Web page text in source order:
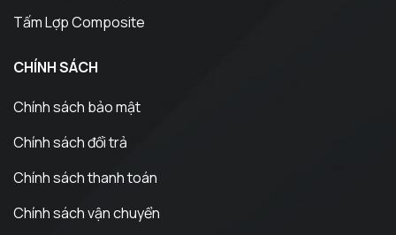
Tấm Lợp Composite
CHÍNH SÁCH
Chính sách bảo mật
Chính sách đổi trả
Chính sách thanh toán
Chính sách vận chuyển